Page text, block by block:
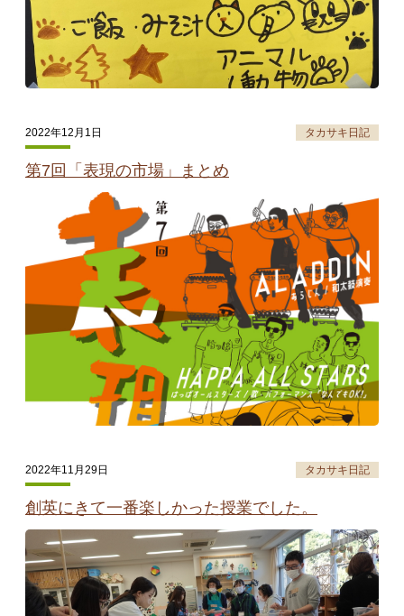
アクセス 採用情報
お問い合わせ
2022年12月1日 タカサキ日記
第7回「表現の市場」まとめ
2022年11月29日 タカサキ日記
創英にきて一番楽しかった授業でした。